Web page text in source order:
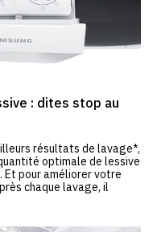
: dites stop au
résultats de lavage*,
optimale de lessive
Et pour améliorer votre
chaque lavage, il